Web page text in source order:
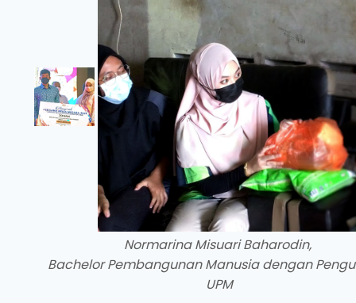
Normarina Misuari Baharodin,
Bachelor Pembangunan Manusia dengan
UPM